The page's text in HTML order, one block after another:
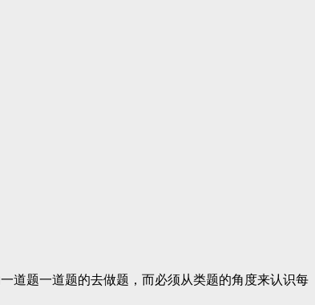
题一道题的去做题，而必须从类题的角度来认识每